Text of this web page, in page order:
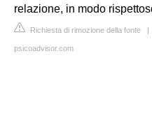
relazione, in modo
Richiesta di rimozione della fonte |
psicoadvisor.com